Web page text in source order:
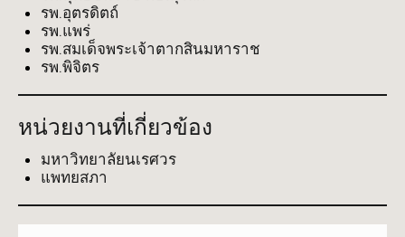
รพ.อุตรดิตถ์
รพ.แพร่
รพ.สมเด็จพระเจ้าตากสินมหาราช
รพ.พิจิตร
หน่วยงานที่เกี่ยวข้อง
มหาวิทยาลัยนเรศวร
แพทยสภา